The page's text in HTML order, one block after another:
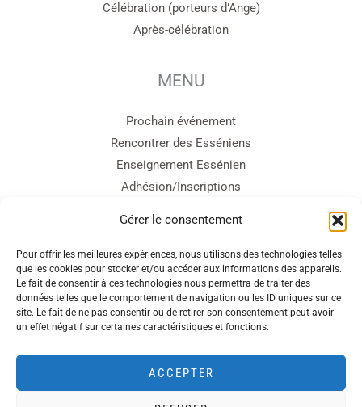
Gérer le consentement
Pour offrir les meilleures expériences, nous utilisons des technologies telles
que les cookies pour stocker et/ou accéder aux informations des appareils.
Le fait de consentir à ces technologies nous permettra de traiter des
données telles que le comportement de navigation ou les ID uniques sur ce
site. Le fait de ne pas consentir ou de retirer son consentement peut avoir
un effet négatif sur certaines caractéristiques et fonctions.
ACCEPTER
Célébration (porteurs d’Ange)
Après-célébration
MENU
Prochain événement
Rencontrer des Esséniens
Enseignement Essénien
Adhésion/Inscriptions
sites amis
Ecole Essénienne
Boutique Terra Essenia